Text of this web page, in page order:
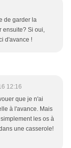
de garder la
ensuite? Si oui,
d'avance !
12:16
que je n'ai
à l'avance. Mais
les os à
une casserole!